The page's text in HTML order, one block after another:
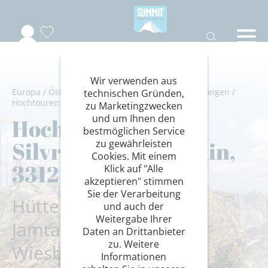
Europa / Österreich/Paznaun/ Silvretta/ Bergsteigen /
Hochtouren Alpen
Hochtouren in der
Silvretta mit Piz Buin,
3312 m
Hüttenwechsel von der
Jamtalhütte auf die
Wiesbadener Hütte
Wir verwenden aus
technischen Gründen,
zu Marketingzwecken
und um Ihnen den
bestmöglichen Service
zu gewährleisten
Cookies. Mit einem
Klick auf "Alle
akzeptieren" stimmen
Sie der Verarbeitung
und auch der
Weitergabe Ihrer
Daten an Drittanbieter
zu. Weitere
Informationen